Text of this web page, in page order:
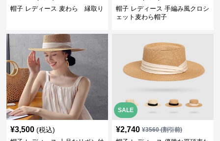
帽子 レディース 麦わら 縁取り
帽子 レディース 手編み風クロシ
ェット麦わら帽子
¥3,500 (税込)
SALE
¥2,740 ¥3560(割引前)